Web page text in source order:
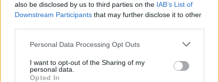
also be disclosed by us to third parties on the IAB’s List of
Downstream Participants that may further disclose it to other
Personal Data Processing Opt Outs
I want to opt-out of the Sharing of my
personal data.
Opted In
Latenzsprünge...
Ist mir ein Rätsel,wieso das bei einem so und beim anderen
so ist...DSO-Mysterien...
3 Mai 2024
Gunging